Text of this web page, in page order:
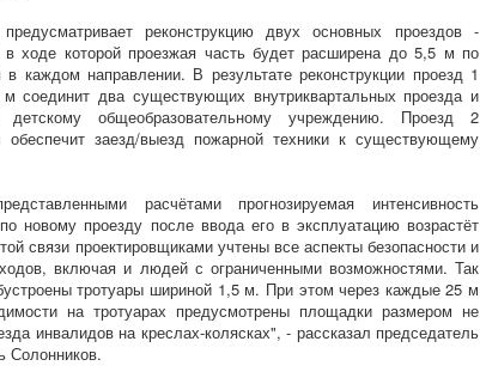
реконструкцию двух основных проездов -
ходе которой проезжая часть будет расширена до 5,5 м по
каждом направлении. В результате реконструкции проезд 1
соединит два существующих внутриквартальных проезда и
общеобразовательному учреждению. Проезд 2
заезд/выезд пожарной техники к существующему
расчётами прогнозируемая интенсивность
новому проезду после ввода его в эксплуатацию возрастёт
связи проектировщиками учтены все аспекты безопасности и
включая и людей с ограниченными возможностями. Так
тротуары шириной 1,5 м. При этом через каждые 25 м
на тротуарах предусмотрены площадки размером не
инвалидов на креслах-колясках", - рассказал председатель
Солонников.